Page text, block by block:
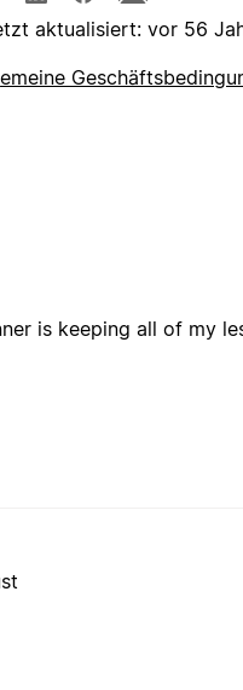
aktualisiert: vor 56
is keeping all of my